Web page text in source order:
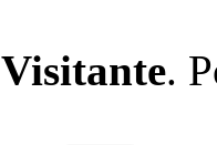
Visitante.